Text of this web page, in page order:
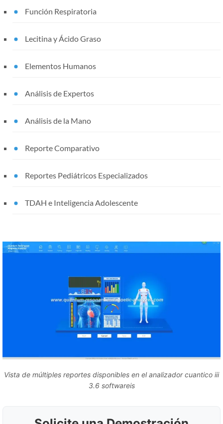
Función Respiratoria
Lecitina y Ácido Graso
Elementos Humanos
Análisis de Expertos
Análisis de la Mano
Reporte Comparativo
Reportes Pediátricos Especializados
TDAH e Inteligencia Adolescente
Vista de múltiples reportes disponibles en el analizador cuantico iii
3.6 softwareis